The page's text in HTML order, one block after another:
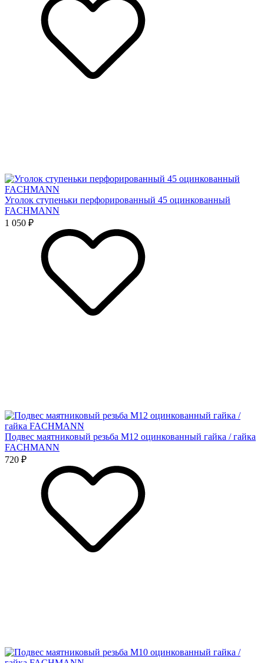
Уголок ступеньки перфорированный 45 оцинкованный
FACHMANN
1 050 ₽
Подвес маятниковый резьба М12 оцинкованный гайка / гайка
FACHMANN
720 ₽